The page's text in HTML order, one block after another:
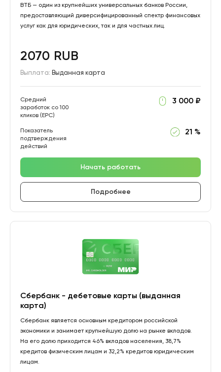
ВТБ — один из крупнейших универсальных банков России,
предоставляющий диверсифицированный спектр финансовых
услуг как для юридических, так и для частных лиц.
2070 RUB
Выплата: Выданная карта
Средний
заработок со 100
кликов (EPC)
3 000 ₽
Показатель
подтверждения
действий
21 %
Начать работать
Подробнее
Сбербанк - дебетовые карты (выданная
карта)
Сбербанк является основным кредитором российской
экономики и занимает крупнейшую долю на рынке вкладов.
На его долю приходится 46% вкладов населения, 38,7%
кредитов физическим лицам и 32,2% кредитов юридическим
лицам.